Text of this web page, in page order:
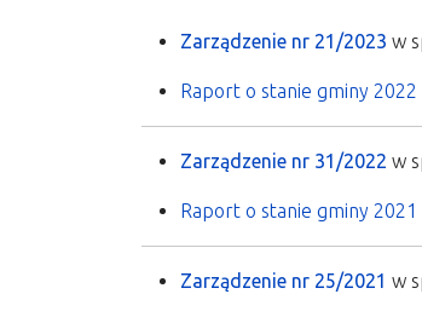
Zarządzenie nr 21/2023 w
Raport o stanie gminy 2022
Zarządzenie nr 31/2022 w
Raport o stanie gminy 2021
Zarządzenie nr 25/2021 w